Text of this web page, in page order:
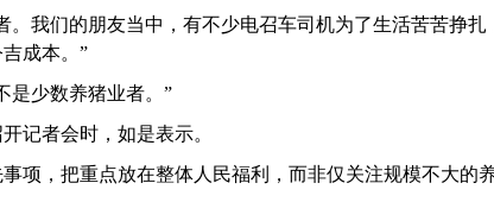
。我们的朋友当中，有不少电召车司机为了生活苦苦挣扎
成本。”
是少数养猪业者。”
记者会时，如是表示。
项，把重点放在整体人民福利，而非仅关注规模不大的养